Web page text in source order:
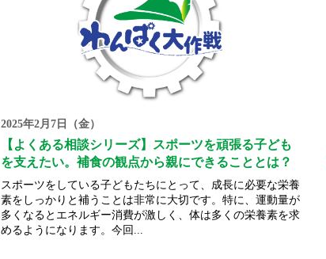
2025年2月7日（金）
【よくある相談シリーズ】スポーツを頑張る子ども
を支えたい。補食の観点から親にできることとは？
スポーツをしている子どもたちにとって、成長に必要な栄養
素をしっかりと補うことは非常に大切です。特に、運動量が
多くなるとエネルギー消費が激しく、体は多くの栄養素を求
めるようになります。今回...